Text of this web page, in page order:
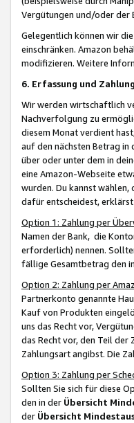
Vergütungen und/oder der
Gelegentlich können wir
einschränken. Amazon
modifizieren. Weitere
6. Erfassung und
Wir werden wirtschaftlich
Nachverfolgung zu
diesem Monat verdient
auf den nächsten Betrag
über oder unter dem in
eine Amazon-Webseite
wurden. Du kannst
dafür entscheidest,
Option 1: Zahlung per
Namen der Bank, die
erforderlich) nennen.
fällige Gesamtbetrag den
Option 2: Zahlung per
Partnerkonto genannte
Kauf von Produkten
uns das Recht vor,
das Recht vor, den Teil
Zahlungsart angibst. Die
Option 3: Zahlung per
Sollten Sie sich für diese
den in der Übersicht
der Übersicht